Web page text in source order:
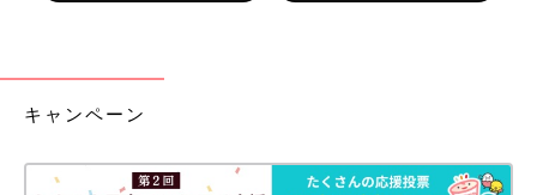
キャンペーン